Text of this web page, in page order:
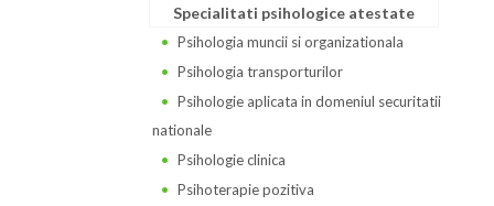
Specialitati psihologice atestate
Psihologia muncii si organizationala
Psihologia transporturilor
Psihologie aplicata in domeniul securitatii
nationale
Psihologie clinica
Psihoterapie pozitiva